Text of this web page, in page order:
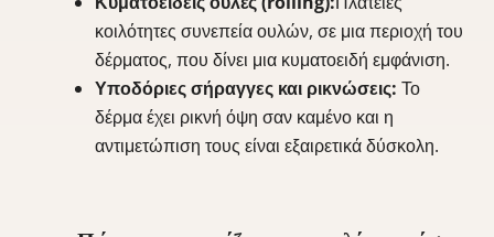
κοιλότητες συνεπεία ουλών, σε μια περιοχή του
δέρματος, που δίνει μια κυματοειδή εμφάνιση.
Υποδόριες σήραγγες και ρικνώσεις: Το
δέρμα έχει ρικνή όψη σαν καμένο και η
αντιμετώπιση τους είναι εξαιρετικά δύσκολη.